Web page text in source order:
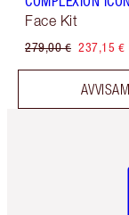
Face Kit
279,00 € 237,15 €